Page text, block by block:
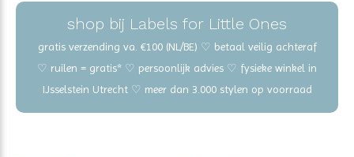
shop bij Labels for Little Ones
gratis verzending va. €100 (NL/BE) ♡ betaal veilig achteraf
♡ ruilen = gratis* ♡ persoonlijk advies ♡ fysieke winkel in
IJsselstein Utrecht ♡ meer dan 3.000 stylen op voorraad